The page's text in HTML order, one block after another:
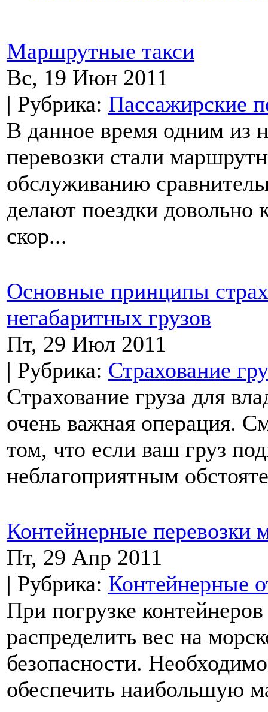
Маршрутные такси
Вс, 19 Июн 2011
| Рубрика: Пассажирские
В данное время одним из
перевозки стали
обслуживанию
делают поездки
скор...
Основные принципы
негабаритных грузов
Пт, 29 Июл 2011
| Рубрика: Страхование
Страхование груза для
очень важная операция.
том, что если ваш груз
неблагоприятным
Контейнерные перевозки
Пт, 29 Апр 2011
| Рубрика: Контейнерные
При погрузке
распределить вес на
безопасности.
обеспечить наибольшую